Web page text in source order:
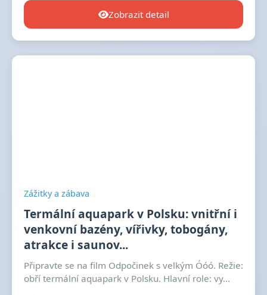
Zobrazit detail
Zážitky a zábava
Termální aquapark v Polsku: vnitřní i
venkovní bazény, vířivky, tobogány,
atrakce i saunov...
Připravte se na film Odpočinek s velkým Óóó. Režie:
obří termální aquapark v Polsku. Hlavní role: vy...